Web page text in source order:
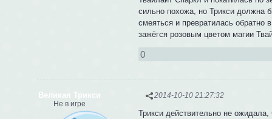
сильно похожа, но Трикси должна
смеяться и превратилась обратно
зажёгся розовым цветом магии
0
2014-10-10 21:27:32
Великая Трикси
Не в игре
Трикси действительно не ожидала,